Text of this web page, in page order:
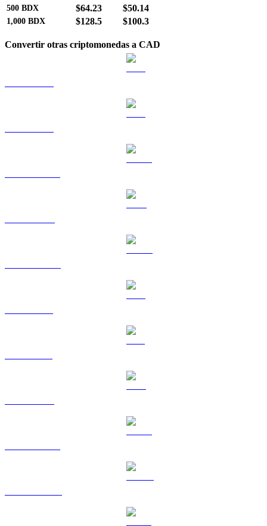
500 BDX $64.23 $50.14
1,000 BDX $128.5 $100.3
Convertir otras criptomonedas a CAD